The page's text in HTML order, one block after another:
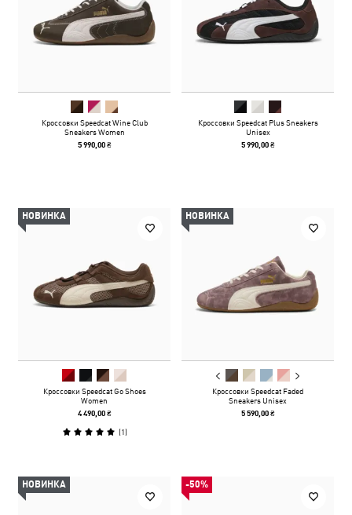
Кроссовки Speedcat Wine Club
Sneakers Women
5 990,00 ₴
Кроссовки Speedcat Plus Sneakers
Unisex
5 990,00 ₴
НОВИНКА
Кроссовки Speedcat Go Shoes
Women
4 490,00 ₴
(1)
НОВИНКА
Кроссовки Speedcat Faded
Sneakers Unisex
5 590,00 ₴
НОВИНКА -50%